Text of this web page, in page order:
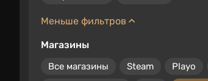
Меньше фильтров
Магазины
Все магазины Steam Playo